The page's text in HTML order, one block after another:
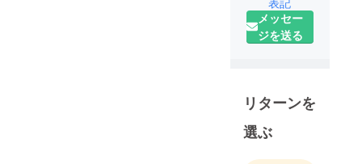
メッセー
ジを送る
リターンを
選ぶ